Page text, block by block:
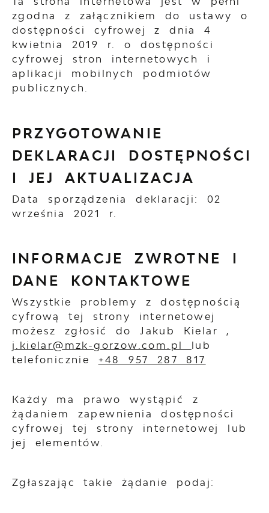
zgodna z załącznikiem do ustawy o
dostępności cyfrowej z dnia 4
kwietnia 2019 r. o dostępności
cyfrowej stron internetowych i
aplikacji mobilnych podmiotów
publicznych.
PRZYGOTOWANIE
DEKLARACJI DOSTĘPNOŚCI
I JEJ AKTUALIZACJA
Data sporządzenia deklaracji: 02
września 2021 r.
INFORMACJE ZWROTNE I
DANE KONTAKTOWE
Wszystkie problemy z dostępnością
cyfrową tej strony internetowej
możesz zgłosić doJakub Kielar,
j.kielar@mzk-gorzow.com.pl lub
telefonicznie +48 957 287 817
Każdy ma prawo wystąpić z
żądaniem zapewnienia dostępności
cyfrowej tej strony internetowej lub
jej elementów.
Zgłaszając takie żądanie podaj: